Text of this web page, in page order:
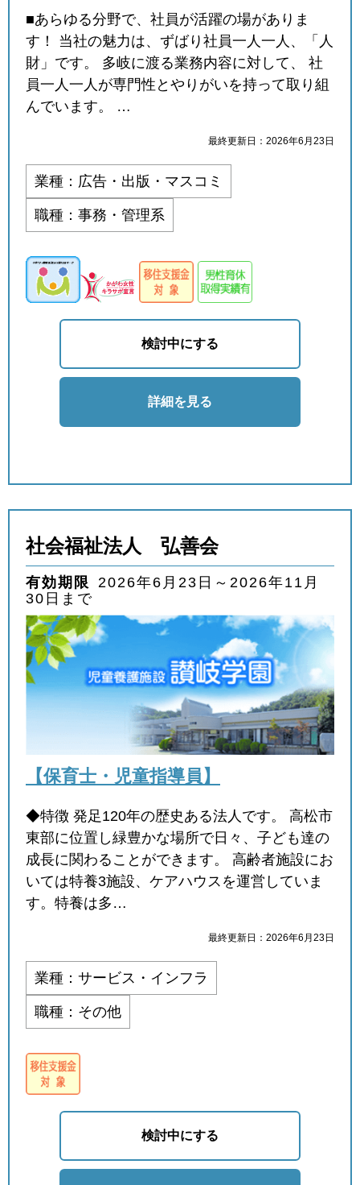
■あらゆる分野で、社員が活躍の場がありま
す！ 当社の魅力は、ずばり社員一人一人、「人
財」です。 多岐に渡る業務内容に対して、 社
員一人一人が専門性とやりがいを持って取り組
んでいます。 …
最終更新日：2026年6月23日
業種：広告・出版・マスコミ
職種：事務・管理系
検討中にする
詳細を見る
社会福祉法人 弘善会
有効期限
2026年6月23日～2026年11月
30日まで
【保育士・児童指導員】
◆特徴 発足120年の歴史ある法人です。 高松市
東部に位置し緑豊かな場所で日々、子ども達の
成長に関わることができます。 高齢者施設にお
いては特養3施設、ケアハウスを運営していま
す。特養は多…
最終更新日：2026年6月23日
業種：サービス・インフラ
職種：その他
検討中にする